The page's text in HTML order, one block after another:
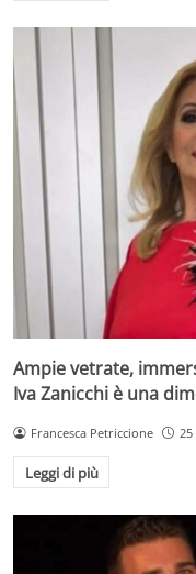
Ampie vetrate,
Iva Zanicchi è una
Francesca Petriccione 25
Leggi di più